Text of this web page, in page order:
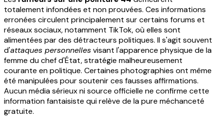
totalement infondées et non prouvées. Ces informations
erronées circulent principalement sur certains forums et
réseaux sociaux, notamment TikTok, où elles sont
alimentées par des détracteurs politiques. Il s'agit souvent
d'attaques personnellesvisant l'apparence physique de la
femme du chef d'État, stratégie malheureusement
courante en politique. Certaines photographies ont même
été manipulées pour soutenir ces fausses affirmations.
Aucun média sérieux ni source officielle ne confirme cette
information fantaisiste qui relève de la pure méchanceté
gratuite.